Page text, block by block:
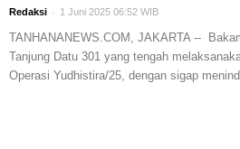
Redaksi - 1 Juni 2025 06:52 WIB
TANHANANEWS.COM, JAKARTA --
Tanjung Datu 301 yang tengah
Operasi Yudhistira/25, dengan sigap